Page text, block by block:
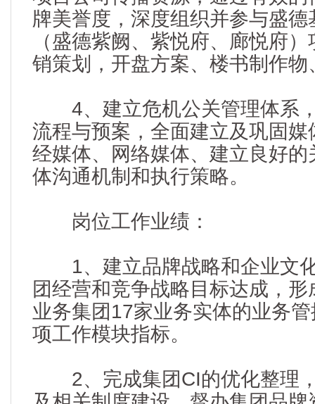
牌美誉度，深度组织并参与盛
（盛德紫阙、紫悦府、廊悦府
销策划，开盘方案、楼书制作
4、建立危机公关管理体系
流程与预案，全面建立及巩固
经媒体、网络媒体、建立良好
体沟通机制和执行策略。
岗位工作业绩：
1、建立品牌战略和企业文
团经营和竞争战略目标达成，
业务集团17家业务实体的业务
项工作模块指标。
2、完成集团CI的优化整理